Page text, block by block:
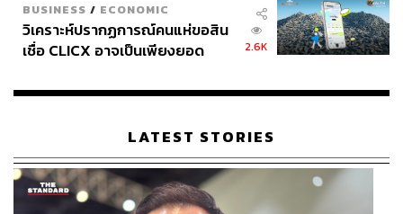
BUSINESS / ECONOMIC
วิเคราะห์ปรากฏการณ์คนแห่ขอสิน
เชื่อ CLICX อาจเป็นเพียงยอด
เรือนไทยที่ถูกซุกไว้
2.6K
LATEST STORIES